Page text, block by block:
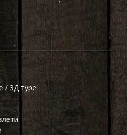
/ 3Д туре